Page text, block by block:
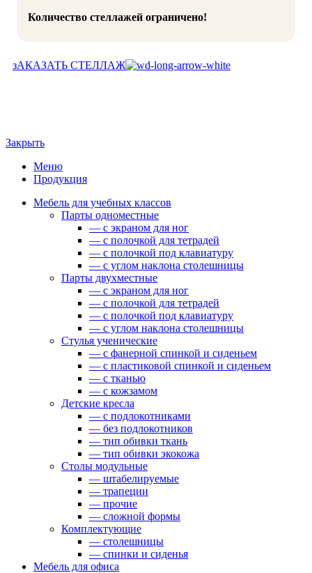
Количество стеллажей ограничено!
зАКАЗАТЬ СТЕЛЛАЖ
Закрыть
Меню
Продукция
Мебель для учебных классов
Парты одноместные
— c экраном для ног
— c полочкой для тетрадей
— c полочкой под клавиатуру
— c углом наклона столешницы
Парты двухместные
— c экраном для ног
— c полочкой для тетрадей
— c полочкой под клавиатуру
— c углом наклона столешницы
Стулья ученические
— c фанерной спинкой и сиденьем
— c пластиковой спинкой и сиденьем
— c тканью
— c кожзамом
Детские кресла
— с подлокотниками
— без подлокотников
— тип обивки ткань
— тип обивки экокожа
Столы модульные
— штабелируемые
— трапеции
— прочие
— сложной формы
Комплектующие
— столешницы
— спинки и сиденья
Мебель для офиса